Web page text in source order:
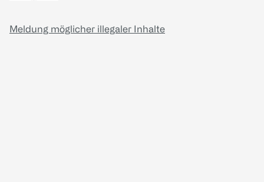
Meldung möglicher illegaler Inhalte